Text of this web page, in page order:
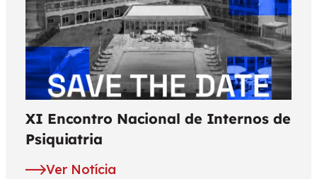
XI Encontro Nacional de Internos de
Psiquiatria
Ver Notícia